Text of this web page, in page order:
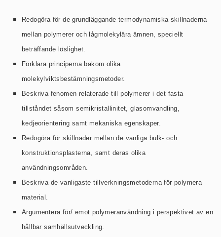
Redogöra för de grundläggande termodynamiska skillnaderna
mellan polymerer och lågmolekylära ämnen, speciellt
beträffande löslighet.
Förklara principerna bakom olika
molekylviktsbestämningsmetoder.
Beskriva fenomen relaterade till polymerer i det fasta
tillståndet såsom semikristallinitet, glasomvandling,
kedjeorientering samt mekaniska egenskaper.
Redogöra för skillnader mellan de vanliga bulk- och
konstruktionsplasterna, samt deras olika
användningsområden.
Beskriva de vanligaste tillverkningsmetoderna för polymera
material.
Argumentera för/ emot polymeranvändning i perspektivet av en
hållbar samhällsutveckling.